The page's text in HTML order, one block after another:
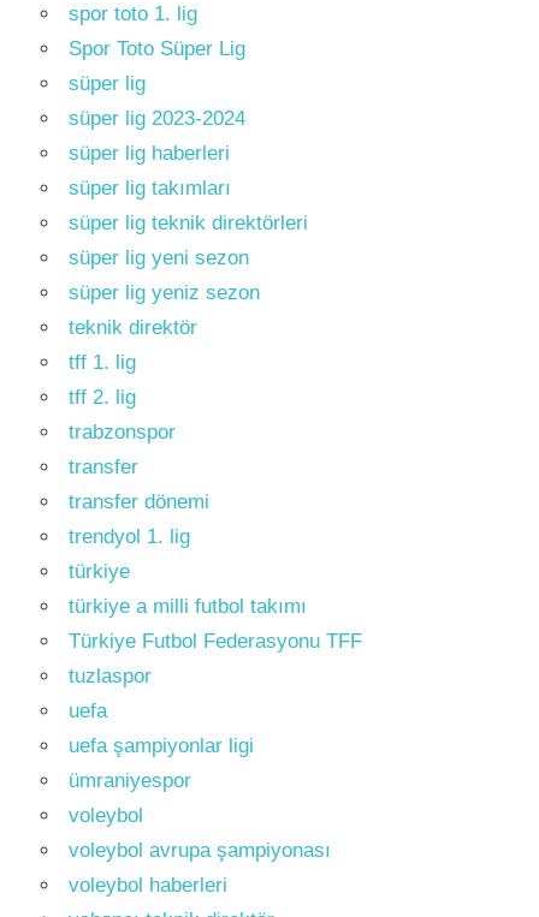
spor toto 1. lig
Spor Toto Süper Lig
süper lig
süper lig 2023-2024
süper lig haberleri
süper lig takımları
süper lig teknik direktörleri
süper lig yeni sezon
süper lig yeniz sezon
teknik direktör
tff 1. lig
tff 2. lig
trabzonspor
transfer
transfer dönemi
trendyol 1. lig
türkiye
türkiye a milli futbol takımı
Türkiye Futbol Federasyonu TFF
tuzlaspor
uefa
uefa şampiyonlar ligi
ümraniyespor
voleybol
voleybol avrupa şampiyonası
voleybol haberleri